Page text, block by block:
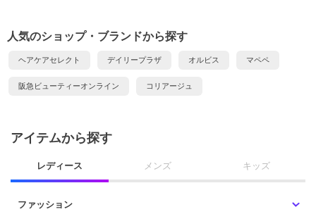
人気のショップ・ブランドから探す
ヘアケアセレクト デイリープラザ オルビス マペペ
阪急ビューティーオンライン コリアージュ
アイテムから探す
レディース メンズ キッズ
ファッション